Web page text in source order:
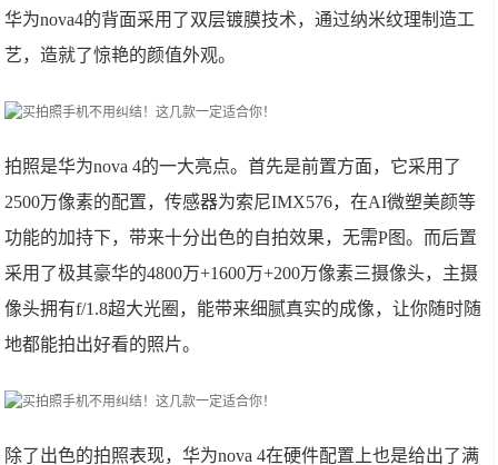
华为nova4的背面采用了双层镀膜技术，通过纳米纹理制造工
艺，造就了惊艳的颜值外观。
拍照是华为nova 4的一大亮点。首先是前置方面，它采用了
2500万像素的配置，传感器为索尼IMX576，在AI微塑美颜等
功能的加持下，带来十分出色的自拍效果，无需P图。而后置
采用了极其豪华的4800万+1600万+200万像素三摄像头，主摄
像头拥有f/1.8超大光圈，能带来细腻真实的成像，让你随时随
地都能拍出好看的照片。
除了出色的拍照表现，华为nova 4在硬件配置上也是给出了满